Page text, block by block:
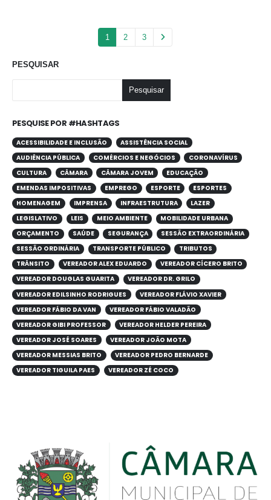
1 2 3
PESQUISAR
Pesquisar
PESQUISE POR #HASHTAGS
ACESSIBILIDADE E INCLUSÃO
ASSISTÊNCIA SOCIAL
AUDIÊNCIA PÚBLICA
COMÉRCIOS E NEGÓCIOS
CORONAVÍRUS
CULTURA
CÂMARA CÂMARA JOVEM
EDUCAÇÃO
EMENDAS IMPOSITIVAS
EMPREGO ESPORTE
ESPORTES
HOMENAGEM
IMPRENSA INFRAESTRUTURA
LAZER
LEGISLATIVO
LEIS MEIO AMBIENTE
MOBILIDADE URBANA
ORÇAMENTO
SAÚDE SEGURANÇA
SESSÃO EXTRAORDINÁRIA
SESSÃO ORDINÁRIA
TRANSPORTE PÚBLICO
TRIBUTOS
TRÂNSITO
VEREADOR ALEX EDUARDO
VEREADOR CÍCERO BRITO
VEREADOR DOUGLAS GUARITA
VEREADOR DR. GRILO
VEREADOR EDILSINHO RODRIGUES
VEREADOR FLÁVIO XAVIER
VEREADOR FÁBIO DA VAN
VEREADOR FÁBIO VALADÃO
VEREADOR GIBI PROFESSOR
VEREADOR HELDER PEREIRA
VEREADOR JOSÉ SOARES
VEREADOR JOÃO MOTA
VEREADOR MESSIAS BRITO
VEREADOR PEDRO BERNARDE
VEREADOR TIGUILA PAES
VEREADOR ZÉ COCO